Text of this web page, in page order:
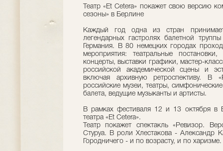
Театр «Et Cetera» покажет свою версию
сезоны» в Берлине
Каждый год одна из стран
легендарных гастролях балетной
Германия. В 80 немецких городах
мероприятия: театральные
концерты, выставки графики, мастер-
российской академической сцены и
включая архивную ретроспективу. В
российские музеи, театры,
балета, ведущие музыканты и артисты.
В рамках фестиваля 12 и 13 октября в
театра «Et Cetera».
Театр покажет спектакль «Ревизор.
Стуруа. В роли Хлестакова - Александр
Городничего - и по возрасту, и по харизме.